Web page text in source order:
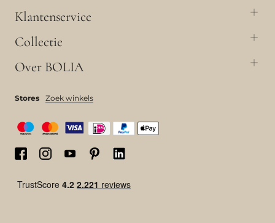
Klantenservice
Collectie
Over BOLIA
Stores Zoek winkels